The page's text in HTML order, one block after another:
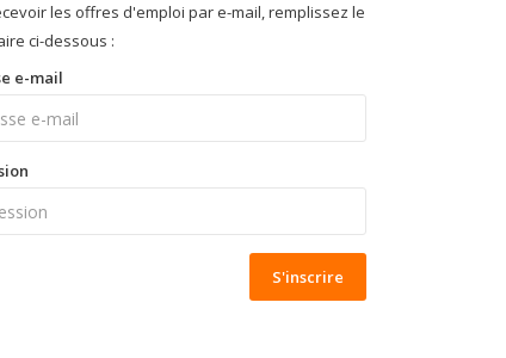
les offres d'emploi par e-mail, remplissez le
ci-dessous :
e-mail
S'inscrire